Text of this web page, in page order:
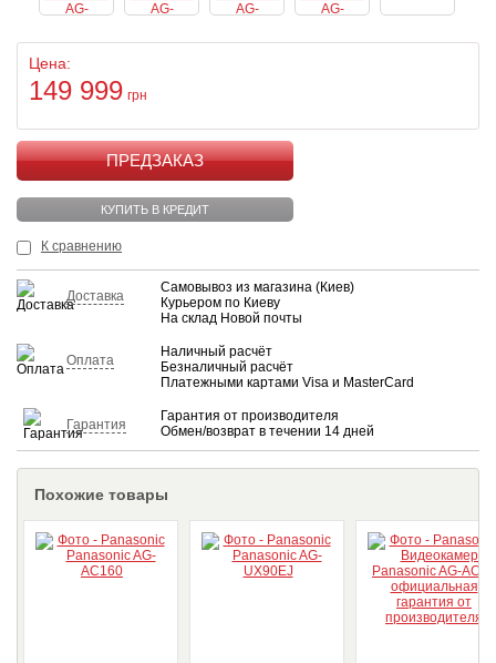
Цена:
149 999 грн
КУПИТЬ
КУПИТЬ В КРЕДИТ
К сравнению
Доставка
Самовывоз из магазина (Киев)
Курьером по Киеву
На склад Новой почты
Оплата
Наличный расчёт
Безналичный расчёт
Платежными картами Visa и MasterCard
Гарантия
Гарантия от производителя
Обмен/возврат в течении 14 дней
Похожие товары